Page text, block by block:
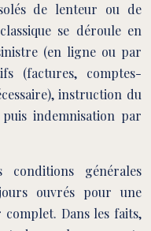
de lenteur ou de
se déroule en
(en ligne ou par
(factures, comptes-
instruction du
indemnisation par
conditions générales
ouvrés pour une
Dans les faits,